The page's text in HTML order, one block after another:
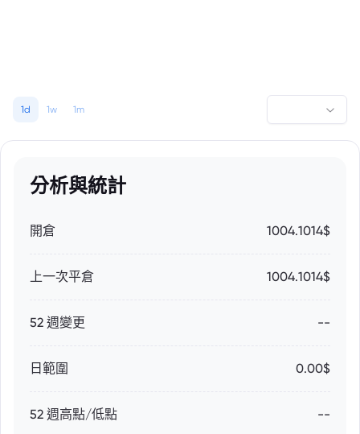
1d 1w 1m
分析與統計
開倉 1004.1014$
上一次平倉 1004.1014$
52 週變更 --
日範圍 0.00$
52 週高點/低點 --